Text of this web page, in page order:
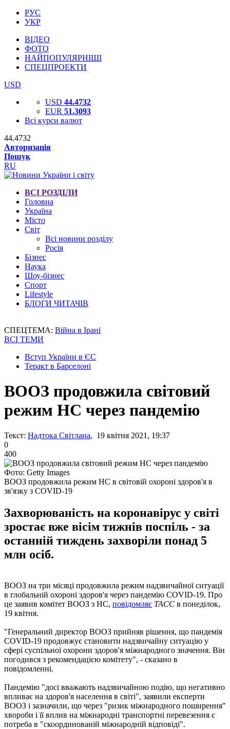
РУС
УКР
ВІДЕО
ФОТО
НАЙПОПУЛЯРНІШІ
СПЕЦПРОЕКТИ
USD
USD 44.4732
EUR 51.3093
Всі курси валют
44.4732
Авторизація
Пошук
RU
ВСІ РОЗДІЛИ
Головна
Україна
Місто
Світ
Всі новини розділу
Росія
Бізнес
Наука
Шоу-бізнес
Спорт
Lifestyle
БЛОГИ ЧИТАЧІВ
СПЕЦТЕМА: Війна в Ірані
ВСІ ТЕМИ
Вступ України в ЄС
Теракт в Барселоні
ВООЗ продовжила світовий
режим НС через пандемію
Текст: Надтока Світлана, 19 квітня 2021, 19:37
0
400
Фото: Getty Images
ВООЗ продовжила режим НС в світовій охороні здоров'я в
зв'язку з COVID-19
Захворюваність на коронавірус у світі
зростає вже вісім тижнів поспіль - за
останній тиждень захворіли понад 5
млн осіб.
ВООЗ на три місяці продовжила режим надзвичайної ситуації
в глобальній охороні здоров'я через пандемію COVID-19. Про
це заявив комітет ВООЗ з НС, повідомляє ТАСС в понеділок,
19 квітня.
"Генеральний директор ВООЗ прийняв рішення, що пандемія
COVID-19 продовжує становити надзвичайну ситуацію у
сфері суспільної охорони здоров'я міжнародного значення. Він
погодився з рекомендацією комітету", - сказано в
повідомленні.
Пандемію "досі вважають надзвичайною подію, що негативно
впливає на здоров'я населення в світі", заявили експерти
ВООЗ і зазначили, що через "ризик міжнародного поширення"
хвороби і її вплив на міжнародні транспортні перевезення є
потреба в "скоординованій міжнародній відповіді".